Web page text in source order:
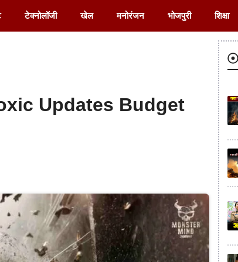
टेक्नोलॉजी खेल मनोरंजन भोजपुरी शिक्षा
Updates Budget